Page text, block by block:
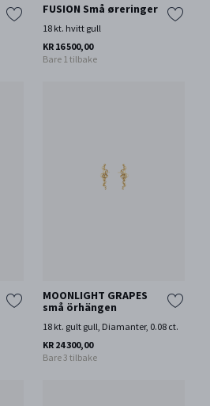
FUSION Små øreringer
18 kt. hvitt gull
KR 16 500,00
Bare 1 tilbake
MOONLIGHT GRAPES
små örhängen
18 kt. gult gull, Diamanter, 0.08 ct.
KR 24 300,00
Bare 3 tilbake